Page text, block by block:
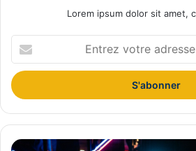
Lorem ipsum dolor sit amet,
votre
adresse
Email
Ecoles